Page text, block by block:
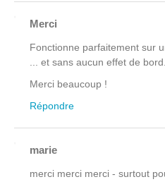
Merci
Fonctionne parfaitement sur
... et sans aucun effet de bord.
Merci beaucoup !
Répondre
marie
merci merci merci - surtout